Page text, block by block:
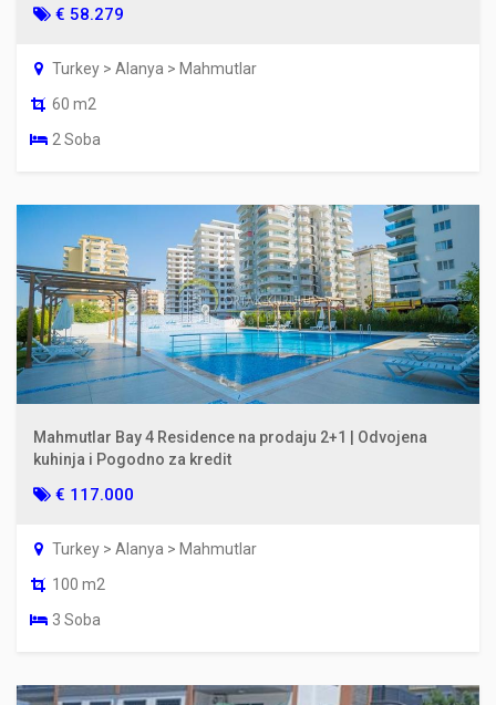
€ 58.279
Turkey > Alanya > Mahmutlar
60 m2
2 Soba
Mahmutlar Bay 4 Residence na prodaju 2+1 | Odvojena
kuhinja i Pogodno za kredit
€ 117.000
Turkey > Alanya > Mahmutlar
100 m2
3 Soba